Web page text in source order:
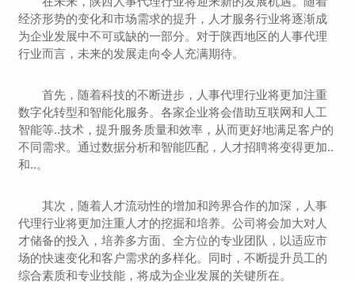
经济形势的变化和市场需求的提升，人才服务行业将逐渐成
为企业发展中不可或缺的一部分。对于陕西地区的人事代理
行业而言，未来的发展走向令人充满期待。
首先，随着科技的不断进步，人事代理行业将更加注重
数字化转型和智能化服务。各家企业将会借助互联网和人工
智能等..技术，提升服务质量和效率，从而更好地满足客户的
不同需求。通过数据分析和智能匹配，人才招聘将变得更加..
和..。
其次，随着人才流动性的增加和跨界合作的加深，人事
代理行业将更加注重人才的挖掘和培养。公司将会加大对人
才储备的投入，培养多方面、全方位的专业团队，以适应市
场的快速变化和客户需求的多样化。同时，不断提升员工的
综合素质和专业技能，将成为企业发展的关键所在。